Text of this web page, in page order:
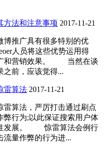
方法和注意事项 2017-11-21
博推广具有很多特别的优
人员将这些优势运用得
广和营销效果。 当然在谈
之前，应该觉得...
雷算法 2017-11-21
雷算法，严厉打击通过刷点
弊行为;以此保证搜索用户体
性发展。 惊雷算法会例行
流量作弊的行为进...